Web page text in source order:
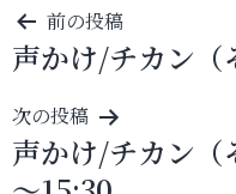
投
稿
ナ
ビ
ゲ
前の投稿
声かけ/チカン（
次の投稿
声かけ/チカン（